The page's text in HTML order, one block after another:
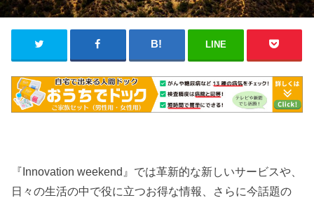
LINE
『Innovation weekend』では革新的な新しいサービスや、
日々の生活の中で役に立つお得な情報、さらに今話題の